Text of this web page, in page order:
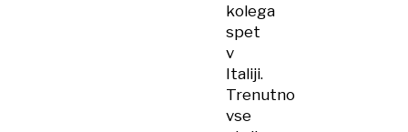
kolega
spet
v
Italiji.
Trenutno
vse